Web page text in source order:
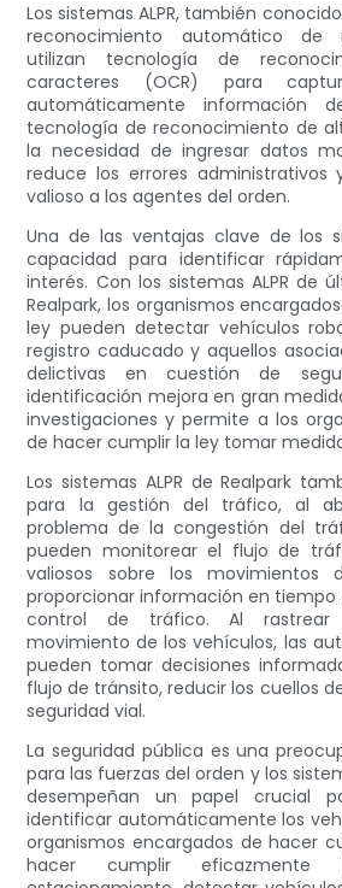
Los sistemas ALPR, también
reconocimiento automático de
utilizan tecnología de
caracteres (OCR) para
automáticamente información
tecnología de reconocimiento de
la necesidad de ingresar datos
reduce los errores
valioso a los agentes del orden.
Una de las ventajas clave de los
capacidad para identificar
interés. Con los sistemas ALPR de
Realpark, los organismos
ley pueden detectar vehículos
registro caducado y aquellos
delictivas en cuestión de
identificación mejora en gran
investigaciones y permite a los
de hacer cumplir la ley tomar
Los sistemas ALPR de Realpark
para la gestión del tráfico, al
problema de la congestión del
pueden monitorear el flujo de
valiosos sobre los movimientos
proporcionar información en tiempo
control de tráfico. Al
movimiento de los vehículos, las
pueden tomar decisiones
flujo de tránsito, reducir los cuellos
seguridad vial.
La seguridad pública es una
para las fuerzas del orden y los
desempeñan un papel crucial
identificar automáticamente los
organismos encargados de hacer
hacer cumplir